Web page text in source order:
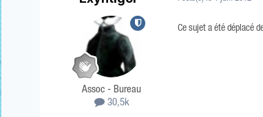
Assoc - Bureau
30,5k
Ce sujet a été déplacé